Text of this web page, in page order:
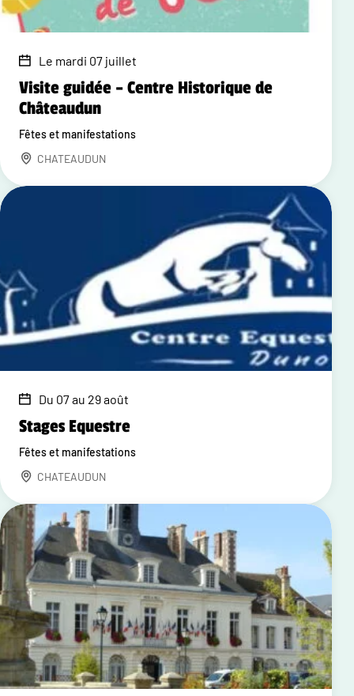
Le mardi 07 juillet
Visite guidée – Centre Historique de
Châteaudun
Fêtes et manifestations
CHATEAUDUN
Du 07 au 29 août
Stages Equestre
Fêtes et manifestations
CHATEAUDUN